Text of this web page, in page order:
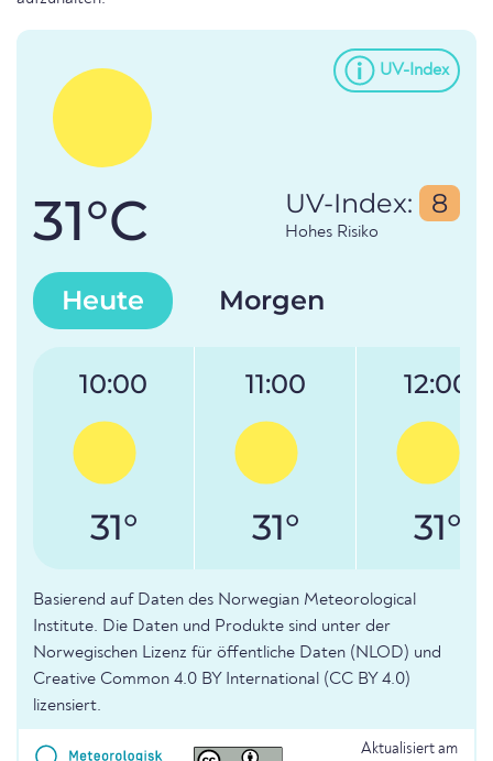
UV-Index
31°C UV-Index: 8
Hohes Risiko
Heute Morgen
10:00
31°
11:00
31°
12:00
31°
Basierend auf Daten des Norwegian Meteorological
Institute. Die Daten und Produkte sind unter der
Norwegischen Lizenz für öffentliche Daten (NLOD) und
Creative Common 4.0 BY International (CC BY 4.0)
lizensiert.
Aktualisiert am